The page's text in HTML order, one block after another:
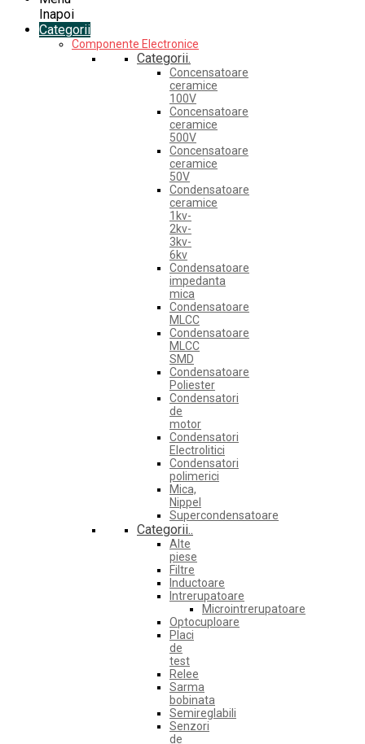
Inapoi
Categorii
Componente Electronice
Categorii.
Concensatoare
ceramice
100V
Concensatoare
ceramice
500V
Concensatoare
ceramice
50V
Condensatoare
ceramice
1kv-
2kv-
3kv-
6kv
Condensatoare
impedanta
mica
Condensatoare
MLCC
Condensatoare
MLCC
SMD
Condensatoare
Poliester
Condensatori
de
motor
Condensatori
Electrolitici
Condensatori
polimerici
Mica,
Nippel
Supercondensatoare
Categorii..
Alte
piese
Filtre
Inductoare
Intrerupatoare
Microintrerupatoare
Optocuploare
Placi
de
test
Relee
Sarma
bobinata
Semireglabili
Senzori
de